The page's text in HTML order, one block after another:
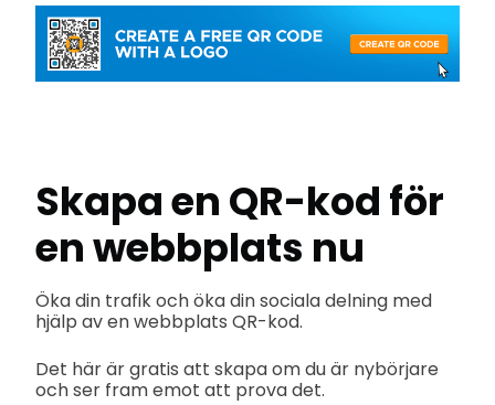
Skapa en QR-kod för
en webbplats nu
Öka din trafik och öka din sociala delning med
hjälp av en webbplats QR-kod.
Det här är gratis att skapa om du är nybörjare
och ser fram emot att prova det.